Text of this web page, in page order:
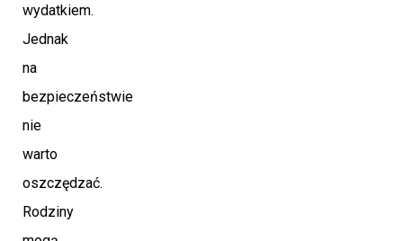
wydatkiem.
Jednak
na
bezpieczeństwie
nie
warto
oszczędzać.
Rodziny